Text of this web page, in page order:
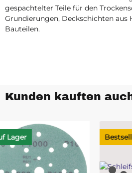
gespachtelter Teile für den
Grundierungen, Deckschichten aus
Bauteilen.
Kunden kauften
Bestseller